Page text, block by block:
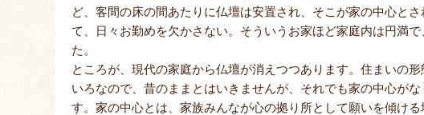
ど、客間の床の間あたりに仏壇は安置され、そこが家の中心と
て、日々お勤めを欠かさない。そういうお家ほど家庭内は円満
た。
ところが、現代の家庭から仏壇が消えつつあります。住まいの
いろなので、昔のままとはいきませんが、それでも家の中心が
す。家の中心とは、家族みんなが心の拠り所として願いを傾け